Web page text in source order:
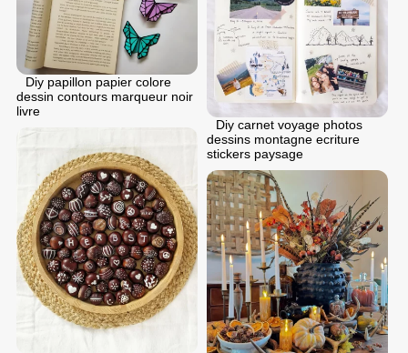
Diy papillon papier colore
dessin contours marqueur noir
livre
Diy carnet voyage photos
dessins montagne ecriture
stickers paysage